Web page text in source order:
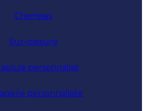
Chemises
Sur-mesure
personnalisé
personnalisée